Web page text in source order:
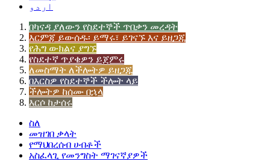
اردو
በካናዳ ያለውን የስደተኞች ጥበቃን መረዳት
እርምጃ ይውሰዱ፡ ይማሩ፣ ይገናኙ እና ይዘጋጁ
የሕግ ውክልና ያግኙ
የስደተኛ ጥያቄዎን ይጀምሩ
ለመስማት ለችሎትዎ ይዘጋጁ
በእርስዎ የስደተኞች ችሎት ላይ
ችሎትዎ ከሰሙ በኋላ
እርሶ ከታሰሩ
ስለ
መዝገበ ቃላት
የማህበረሰብ ሀብቶች
አስፈላጊ የመንግስት ማገናኛያዎች